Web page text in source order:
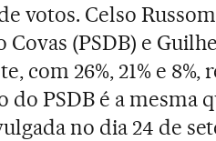
votos. Celso
(PSDB) e
com 26%, 21% e
do PSDB é a mesma
no dia 24 de